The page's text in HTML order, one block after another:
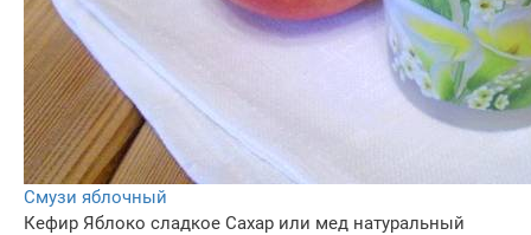
Смузи яблочный
Кефир Яблоко сладкое Сахар или мед натуральный